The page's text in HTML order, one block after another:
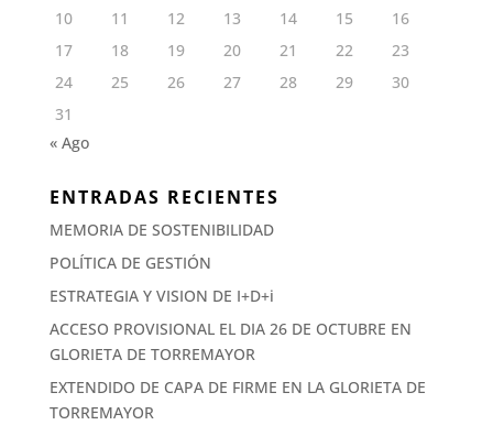
10
11 12 13 14 15
16
17
18 19 20 21 22
23
24
25 26 27 28 29
30
31
« Ago
ENTRADAS RECIENTES
MEMORIA DE SOSTENIBILIDAD
POLÍTICA DE GESTIÓN
ESTRATEGIA Y VISION DE I+D+i
ACCESO PROVISIONAL EL DIA 26 DE OCTUBRE EN
GLORIETA DE TORREMAYOR
EXTENDIDO DE CAPA DE FIRME EN LA GLORIETA DE
TORREMAYOR